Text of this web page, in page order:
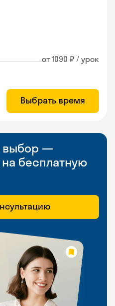
от 1090 ₽ / урок
Выбрать время
выбор —
на бесплатную